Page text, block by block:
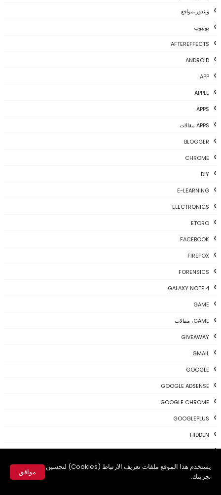
يستخدم هذا الموقع ملفات تعريف الارتباط (Cookies) لتحسين
تجربتك.
موافق
ويندوز،مواقع
يوتيوب
AFTEREFFECTS
ANDROID
APP
APPLE
APPS
APPS مقالات
BLOGGER
CHROME
DIY
E-LEARNING
ELECTRONICS
ETORO
FACEBOOK
FIREFOX
FORENSICS
GALAXY NOTE 4
GAME
GAME، مقالات
GIVEAWAY
GMAIL
GOOGLE
GOOGLE ADSENSE
GOOGLE CHROME
GOOGLEPLUS
HIDDEN
IOS
IPHONE